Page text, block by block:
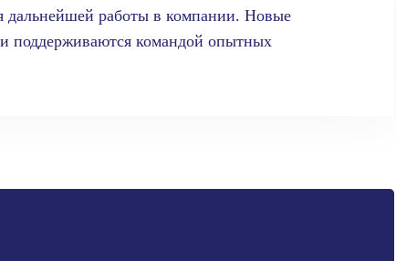
дальнейшей работы в компании. Новые
поддерживаются командой опытных